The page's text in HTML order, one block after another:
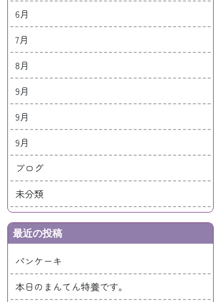
6月
7月
8月
9月
9月
9月
ブログ
未分類
最近の投稿
パンケーキ
本日のまんてん特養です。